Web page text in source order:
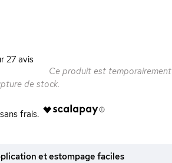
27avis
Ce produit est temporairement
de stock.
et estompage faciles